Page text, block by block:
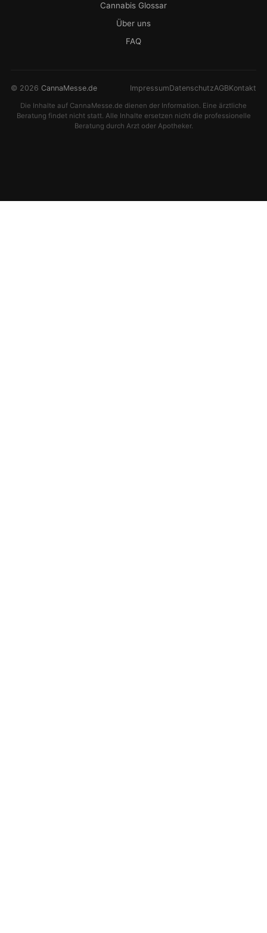
Cannabis Glossar
Über uns
FAQ
© 2026 CannaMesse.de ImpressumDatenschutzAGBKontakt
Die Inhalte auf CannaMesse.de dienen der Information. Eine ärztliche
Beratung findet nicht statt. Alle Inhalte ersetzen nicht die professionelle
Beratung durch Arzt oder Apotheker.